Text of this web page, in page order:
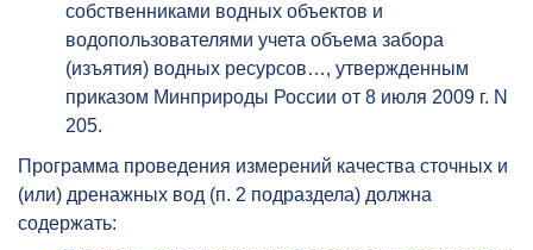
собственниками водных объектов и
водопользователями учета объема забора
(изъятия) водных ресурсов…, утвержденным
приказом Минприроды России от 8 июля 2009 г. N
205.
Программа проведения измерений качества сточных и
(или) дренажных вод (п. 2 подраздела) должна
содержать: